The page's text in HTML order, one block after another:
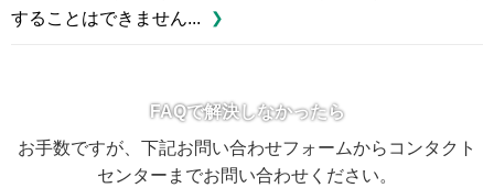
することはできません...
FAQで解決しなかったら
お手数ですが、下記お問い合わせフォームからコンタクト
センターまでお問い合わせください。